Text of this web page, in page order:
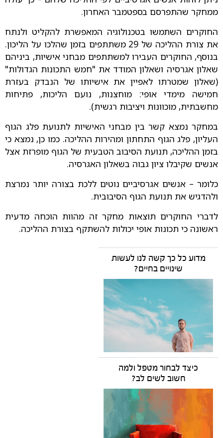
ממחקר שהתפרסם בספטמבר האחרון.
החוקרים השתמשו בטכנולוגיה המאפשרת להקליט ולנתח
את צורת ההליכה של 29 משתתפים בזמן שהלכו על הליכון.
בנוסף, החוקרים העבירו למשתתפים מבחני אישיות, ביניהם
שאלון אגרסיה ושאלון המודד את "חמש התכונות הגדולות"
(שאלון שמטרתו לאפיין את אישיותו של הנבדק בעזרת
חמישה מימדי אופי: מוחצנות, נועם הליכות, פתיחות
מחשבתית, מוכוונות ויציבות רגשית).
במחקר נמצא קשר בין מבחני האישיות לתנועת פלג הגוף
העליון, פלג הגוף התחתון ומהירות ההליכה. כמו כן, נמצא כי
בזמן ההליכה, תנועת הסיבוב הטבעית של הגוף מופרזת אצל
אנשים שקיבלו ציון גבוה בשאלון האגרסיה.
כלומר – אנשים אגרסיביים נוטים ללכת בצורה יותר נמרצת
ולהדגיש את תנועת הגוף הסיבובית.
לדברי החוקרים תוצאות מחקר זה מהוות הוכחה מדעית
ראשונה כי תכונות אופי יכולות להשתקף בצורת ההליכה.
מדוע כל כך קשה לנו לעשות
שינויים בחיים?
כיצד לבחור מטפל ולמה
חשוב לשים לב?